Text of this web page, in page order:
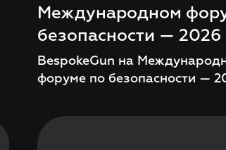
Международном
безопасности — 2026
BespokeGun на
форуме по безопасности —